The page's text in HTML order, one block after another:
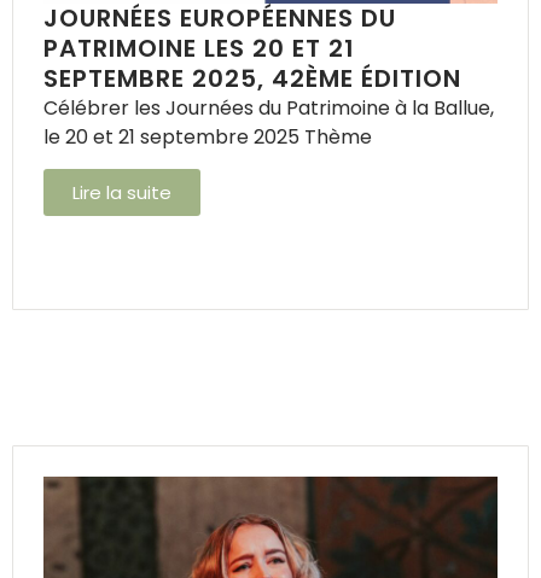
JOURNÉES EUROPÉENNES DU
PATRIMOINE LES 20 ET 21
SEPTEMBRE 2025, 42ÈME ÉDITION
Célébrer les Journées du Patrimoine à la Ballue,
le 20 et 21 septembre 2025 Thème
Lire la suite